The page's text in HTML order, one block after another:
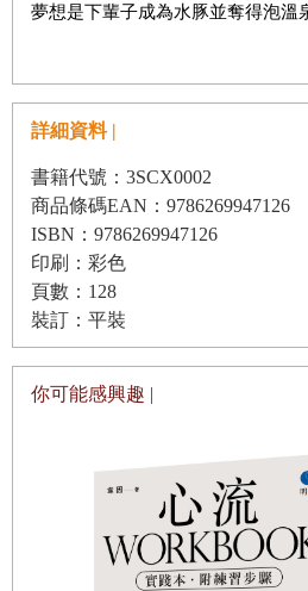
夢想是下輩子成為水豚並奪得泡溫
詳細資料 |
書籍代號：3SCX0002
商品條碼EAN：9786269947126
ISBN：9786269947126
印刷：彩色
頁數：128
裝訂：平裝
你可能感興趣 |